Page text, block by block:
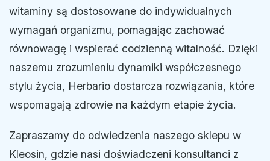
witaminy są dostosowane do indywidualnych
wymagań organizmu, pomagając zachować
równowagę i wspierać codzienną witalność. Dzięki
naszemu zrozumieniu dynamiki współczesnego
stylu życia, Herbario dostarcza rozwiązania, które
wspomagają zdrowie na każdym etapie życia.
Zapraszamy do odwiedzenia naszego sklepu w
Kleosin, gdzie nasi doświadczeni konsultanci z